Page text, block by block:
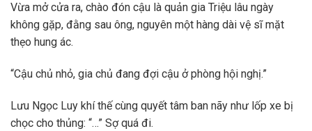
Vừa mở cửa ra, chào đón cậu là quản gia Triệu lâu ngày
không gặp, đằng sau ông, nguyên một hàng dài vệ sĩ mặt
thẹo hung ác.
“Cậu chủ nhỏ, gia chủ đang đợi cậu ở phòng hội nghị.”
Lưu Ngọc Luy khí thế cùng quyết tâm ban nãy như lốp xe bị
chọc cho thủng: “…” Sợ quá đi.